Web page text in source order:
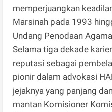
memperjuangkan
Marsinah pada 1993
Undang Penodaan
Selama tiga dekade
reputasi sebagai
pionir dalam advokasi
jejaknya yang panjang
mantan Komisioner